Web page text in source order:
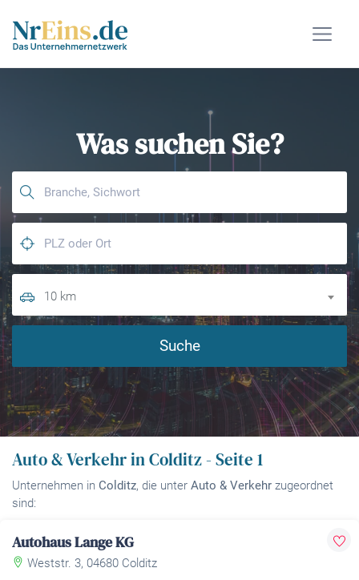
Was suchen Sie?
10 km
Suche
Auto & Verkehr in Colditz - Seite 1
Unternehmen in Colditz, die unter Auto & Verkehr zugeordnet
sind:
Autohaus Lange KG
Weststr. 3, 04680 Colditz